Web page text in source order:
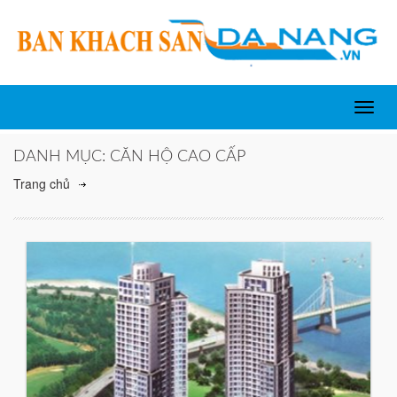
T
o
v
a
DANH MỤC: CĂN HỘ CAO CẤP
Trang chủ